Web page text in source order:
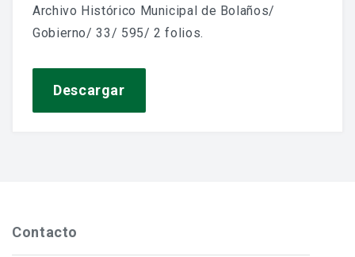
Vídeos De Jornadas De Historia Local
Estudios De Historia Y Patrimonio
Archivo Histórico Municipal de Bolaños/
Gobierno/ 33/ 595/ 2 folios.
Descargar
Contacto